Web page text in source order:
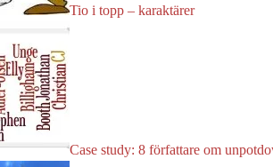
Tio i topp – karaktärer
Case study: 8 författare om